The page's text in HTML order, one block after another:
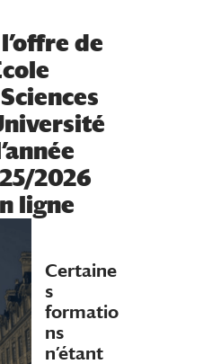
de
2026
ligne
Certaine
s
formatio
ns
n’étant